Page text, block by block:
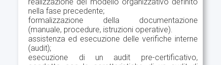
nella fase precedente;
formalizzazione della documentazione
(manuale, procedure, istruzioni operative).
assistenza ed esecuzione delle verifiche interne
(audit);
esecuzione di un audit pre-certificativo,